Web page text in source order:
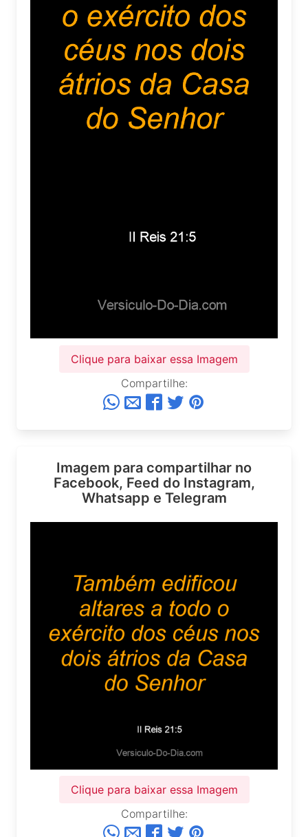
Clique para baixar essa Imagem
Compartilhe:
Imagem para compartilhar no
Facebook, Feed do Instagram,
Whatsapp e Telegram
Clique para baixar essa Imagem
Compartilhe: